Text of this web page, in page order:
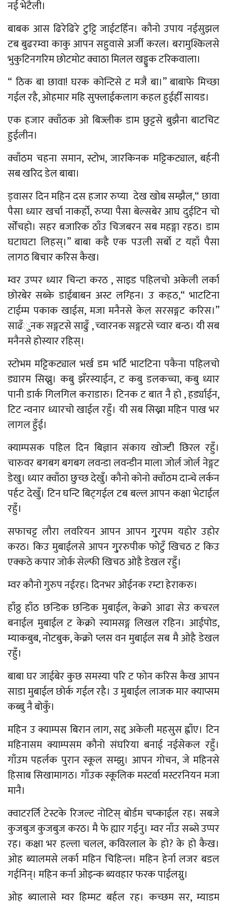
नई भेटैली।
बाबक आस ढिरेढिरे टुट्टि जाईटहिँन। कौनो उपाय नईसुझल
टब बुढरम्वा काकु आपन सहुवासे अर्जी करल। बरामुश्किलसे
भुकुटिनगरिम छोटमोट क्वाठा मिलल खड्ढुक टरिकवाला।
“ ठिक बा छावा! घरक कोन्टिसे ट मजै बा।” बाबाफे मिच्छा
गईल रहै, ओहमार महि सुफ्लाईकलाग कहल हुईहीँ सायड।
एक हजार क्वाँठक ओ बिज्लीक डाम छुट्टसे बुझैना बाटचिट
हुईलीन।
क्वाँठम चहना समान, स्टोभ, जारकिनक मट्टिकट्याल, बर्हनी
सब खरिद डेल बाबा।
ड्वासर दिन महिन दस हजार रुप्या देख खोब सम्झैल,“ छावा
पैसा ध्यार खर्चा नाकर्हो, रुप्या पैसा बेल्सबेर आघ दुईटिन चो
सोँचहो। सहर बजारिक ठाँउ चिजबरन सब महङ्गा रहठ। डाम
घटाघटा लिहस्।” बाबा कहै एक पउली सर्बो ट यहाँ पैसा
लागठ बिचार करिस कैख।
म्वर उप्पर ध्यार चिन्टा करठ , साइड पहिलचो अकेली लर्का
छोरबेर सब्के डाईबाबन अस्ट लग्हिन। उ कहठ,“ भाटटिना
टाईम्म पकाक खाईस, मजा मनैनसे केल सरसङ्गट करिस।”
साढँुनक सङ्गटसे साढुँ , च्वारनक सङ्गटसे च्वार बन्ठ। यी सब
मनैनसे होस्यार रहिस्।
स्टोभम मट्टिकट्याल भर्ख डम भर्टि भाटटिना पकैना पहिलचो
ड्यारम सिख्नु। कबु झँरस्याईन, ट कबु डलकच्चा, कबु ध्यार
पानी डार्क गिलगिल कराडारु। टिनक ट बात नै हो , हर्ड्याईन,
टिट न्वनार ध्यारचो खाईल रहुँ। यी सब सिख्ना महिन पाख भर
लागल हुँई।
क्याम्पसक पहिल दिन बिज्ञान संकाय खोज्टी छिरल रहुँ।
चारुवर बगबग बगबग लवन्डा लवन्डीन माला जोर्ल जोर्ल नेङ्गट
डेखु। ध्यार क्वाँठा छुच्छ देखुँ। कौनो कोनो क्वाँठम दान्चे लर्कन
पर्हट देखुँ। टिन घन्टि बिट्गईल टब बल्ल आपन कक्षा भेटाईल
रहुँ।
सफाचट्ट लौरा लवरियन आपन आपन गु्रपम यहोर उहोर
करठ। किउ मुबाईलसे आपन गु्ररुपीक फोटुँ खिचठ ट किउ
एक्कठे कपार जोर्क सेल्फी खिचठ ओहै डेखल रहुँ।
म्वर कौनो गुरुप नईरह। दिनभर ओईनक रम्टा हेराकरु।
हाँठ्ठ हाँठ छन्डिक छन्डिक मुबाईल, केक्रो आढा सेउ कचरल
बनाईल मुबाईल ट केक्रो स्यामसङ्ग लिखल रहिन। आईपोड,
म्याकबुब, नोटबुक, केक्रो प्लस वन मुबाईल सब मै ओहै डेखल
रहुँ।
बाबा घर जाईबेर कुछ समस्या परि ट फोन करिस कैख आपन
साडा मुबाईल छोर्क गईल रहै। उ मुबाईल लाजक मार क्याप्सम
कब्बु नै बोकुँ।
महिन उ क्याम्पस बिरान लाग, सद्द अकेली महसुस ह्वाँए। टिन
महिनासम क्याम्पसम कौनो संघरिया बनाई नईसेकल रहुँ।
गाँउम पहर्लक पुरान स्कूल सम्झु। आपन गोचन, जे महिनसे
हिसाब सिखामागठ। गाँउक स्कूलिक मस्टर्वा मस्टरनियन मजा
मानै।
क्वाटरर्लि टेस्टके रिजल्ट नोटिस् बोर्डम चप्काईल रह। सबजे
कुजबुज कुजबुज करठ। मै फे ह्यार गईनु। म्वर नाँउ सब्से उप्पर
रह। कक्षा भर हल्ला चलल, कविरलाल के हो? के हो कैख।
ओह ब्यालमसे लर्का महिन चिहिन्ल। महिन हेर्ना लजर बडल
गईनिन्। महिन कर्ना ओइन्क ब्यवहार फरक पाईलग्नु।
ओह ब्यालासे म्वर हिम्मट बर्हल रह। कच्छम सर, म्याडम